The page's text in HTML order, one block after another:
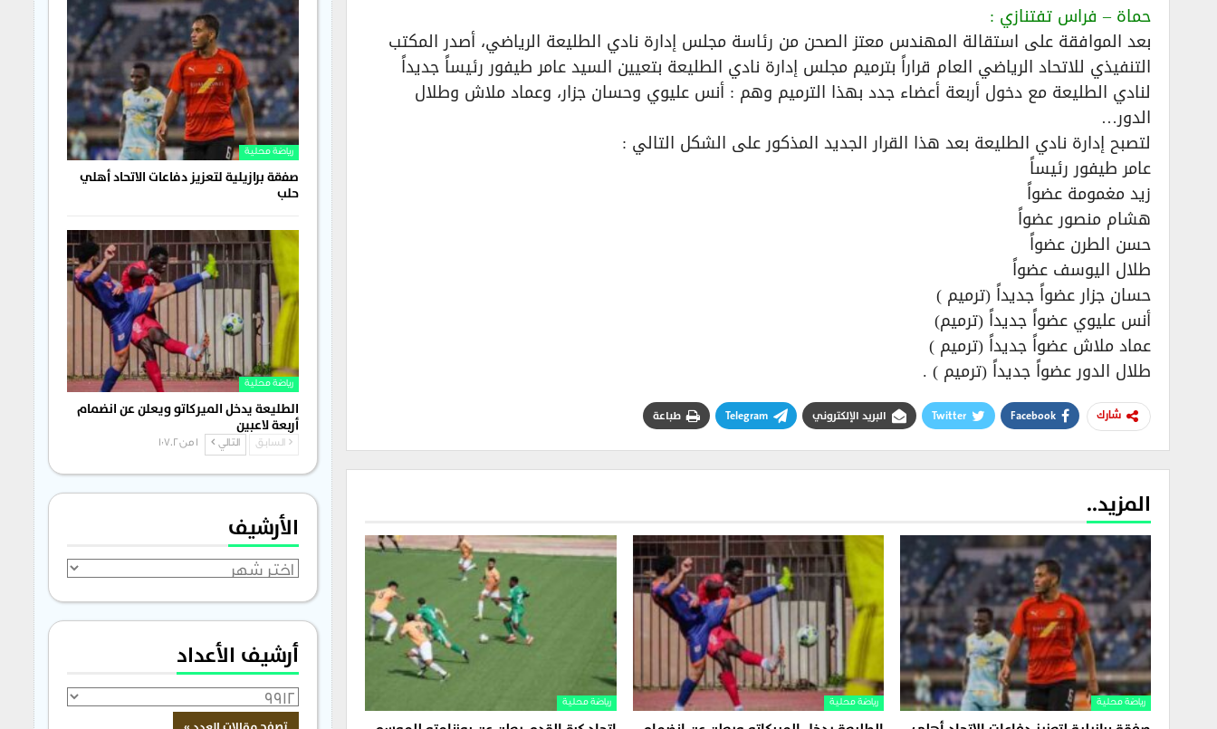
حماة – فراس تفتنازي :
بعد الموافقة على استقالة المهندس معتز الصحن من رئاسة مجلس إدارة نادي الطليعة الرياضي، أصدر المكتب
التنفيذي للاتحاد الرياضي العام قراراً بترميم مجلس إدارة نادي الطليعة بتعيين السيد عامر طيفور رئيساً جديداً
لنادي الطليعة مع دخول أربعة أعضاء جدد بهذا الترميم وهم : أنس عليوي وحسان جزار، وعماد ملاش وطلال
الدور…
لتصبح إدارة نادي الطليعة بعد هذا القرار الجديد المذكور على الشكل التالي :
عامر طيفور رئيساً
زيد مغمومة عضواً
هشام منصور عضواً
حسن الطرن عضواً
طلال اليوسف عضواً
حسان جزار عضواً جديداً (ترميم )
أنس عليوي عضواً جديداً (ترميم)
عماد ملاش عضواً جديداً (ترميم )
طلال الدور عضواً جديداً (ترميم ) .
شارك Facebook
Twitter البريد الإلكتروني Telegram طباعة
المزيد..
رياضة محلية رياضة محلية رياضة محلية
رياضة محلية
صفقة برازيلية لتعزيز دفاعات الاتحاد أهلي
حلب
رياضة محلية
الطليعة يدخل الميركاتو ويعلن عن انضمام
أربعة لاعبين
السابق التالي 1 من 1٬702
الأرشيف
الأرشيف
أرشيف الأعداد